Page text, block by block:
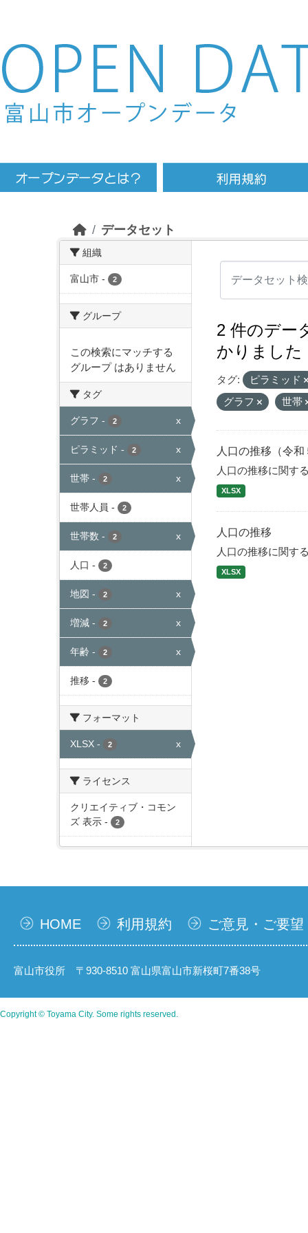
Skip to main content
データセット
組織
富山市 - 2
グループ
この検索にマッチする
グループ はありません
タグ
グラフ - 2 x
ピラミッド - 2 x
世帯 - 2 x
世帯人員 - 2
世帯数 - 2 x
人口 - 2
地図 - 2 x
増減 - 2 x
年齢 - 2 x
推移 - 2
フォーマット
XLSX - 2 x
ライセンス
クリエイティブ・コモン
ズ 表示 - 2
2 件のデー
かりました
タグ:
ピラミッド
グラフ
世帯
人口の推移（令和
人口の推移に関す
XLSX
人口の推移
人口の推移に関す
XLSX
HOME 利用規約 ご意見・ご要望
富山市役所 〒930-8510 富山県富山市新桜町7番38号
Copyright © Toyama City. Some rights reserved.